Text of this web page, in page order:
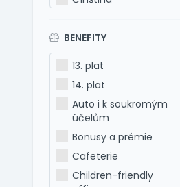
Francouzština
Hebrejština
Holandština
Italština
Japonština
Latina
Litevština
Lotyšština
BENEFITY
13. plat
14. plat
Auto i k soukromým
účelům
Bonusy a prémie
Cafeterie
Children-friendly